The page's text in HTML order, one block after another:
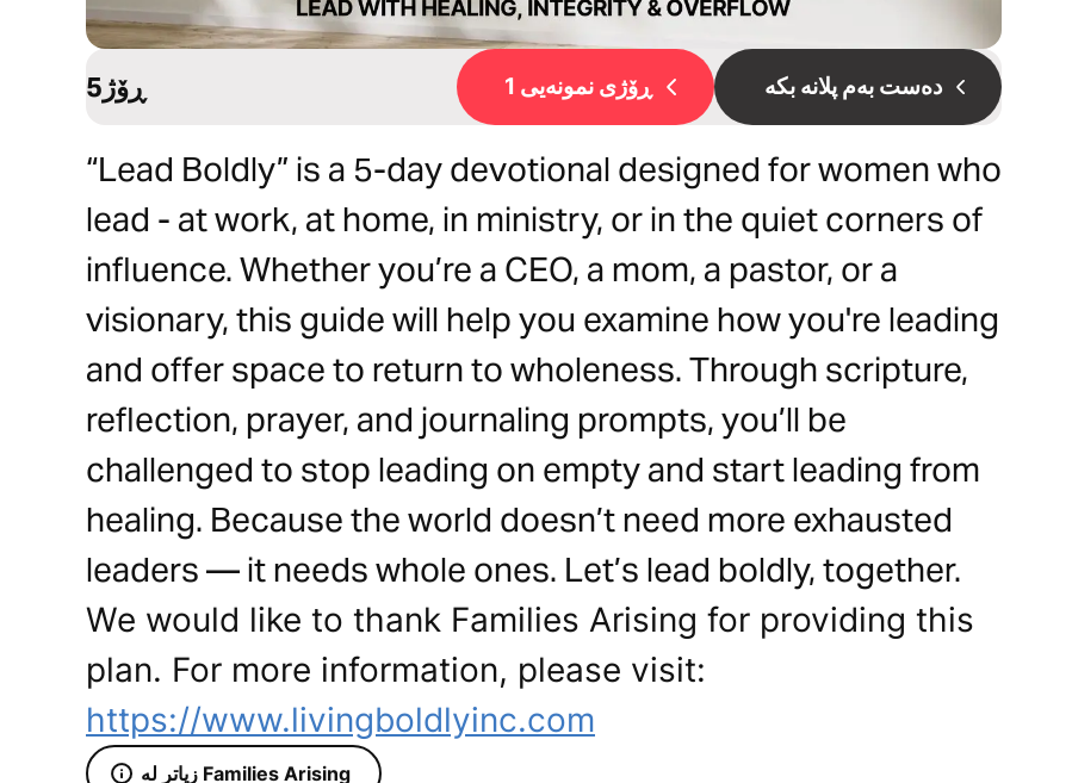
5ڕۆژ ڕۆژی نمونەیی 1 دەست بەم پلانە بکە
“Lead Boldly” is a 5-day devotional designed for women who
lead - at work, at home, in ministry, or in the quiet corners of
influence. Whether you’re a CEO, a mom, a pastor, or a
visionary, this guide will help you examine how you're leading
and offer space to return to wholeness. Through scripture,
reflection, prayer, and journaling prompts, you’ll be
challenged to stop leading on empty and start leading from
healing. Because the world doesn’t need more exhausted
leaders — it needs whole ones. Let’s lead boldly, together.
We would like to thank Families Arising for providing this
plan. For more information, please visit:
https://www.livingboldlyinc.com
زیاتر لە Families Arising